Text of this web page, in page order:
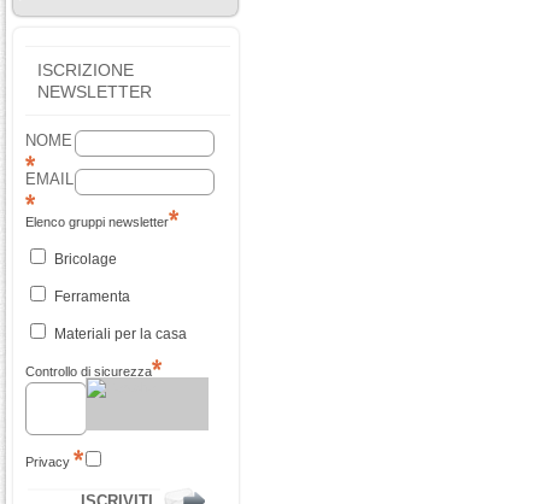
ISCRIZIONE
NEWSLETTER
NOME
EMAIL
Elenco gruppi newsletter
Bricolage
Ferramenta
Materiali per la casa
Controllo di sicurezza
Privacy